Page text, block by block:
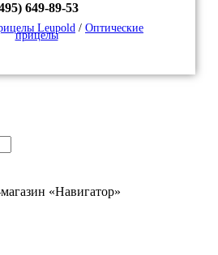
649-89-53
Leupold / Оптические
прицелы
«Навигатор»